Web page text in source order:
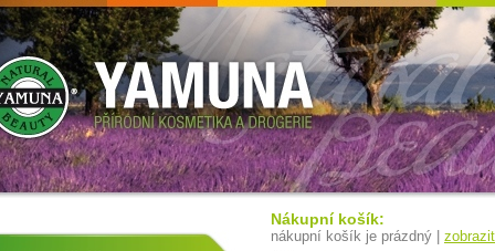
Nákupní košík:
nákupní košík je prázdný |